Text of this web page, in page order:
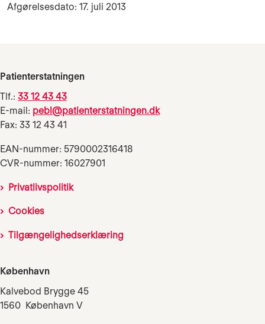
Afgørelsesdato: 17. juli 2013
Patienterstatningen
Tlf.: 33 12 43 43
E-mail: pebl@patienterstatningen.dk
Fax: 33 12 43 41
EAN-nummer: 5790002316418
CVR-nummer: 16027901
Privatlivspolitik
Cookies
Tilgængelighedserklæring
København
Kalvebod Brygge 45
1560 København V